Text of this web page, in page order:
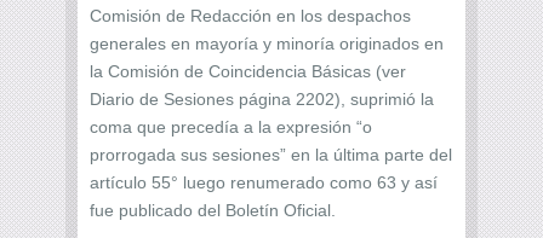
Comisión de Redacción en los despachos
generales en mayoría y minoría originados en
la Comisión de Coincidencia Básicas (ver
Diario de Sesiones página 2202), suprimió la
coma que precedía a la expresión “o
prorrogada sus sesiones” en la última parte del
artículo 55° luego renumerado como 63 y así
fue publicado del Boletín Oficial.